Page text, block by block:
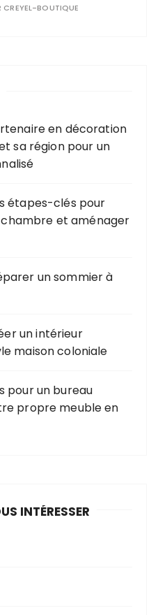
CREYEL-BOUTIQUE
en décoration
sa région pour un
étapes-clés pour
et aménager
un sommier à
un intérieur
maison coloniale
pour un bureau
propre meuble en
INTÉRESSER